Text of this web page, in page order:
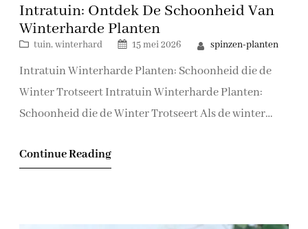
Intratuin: Ontdek De Schoonheid Van
Winterharde Planten
tuin, winterhard 15 mei 2026 spinzen-planten
Intratuin Winterharde Planten: Schoonheid die de
Winter Trotseert Intratuin Winterharde Planten:
Schoonheid die de Winter Trotseert Als de winter
betekent dat niet het einde van kleurrijke bloemen en
genieten van prachtige flora die…
Continue Reading